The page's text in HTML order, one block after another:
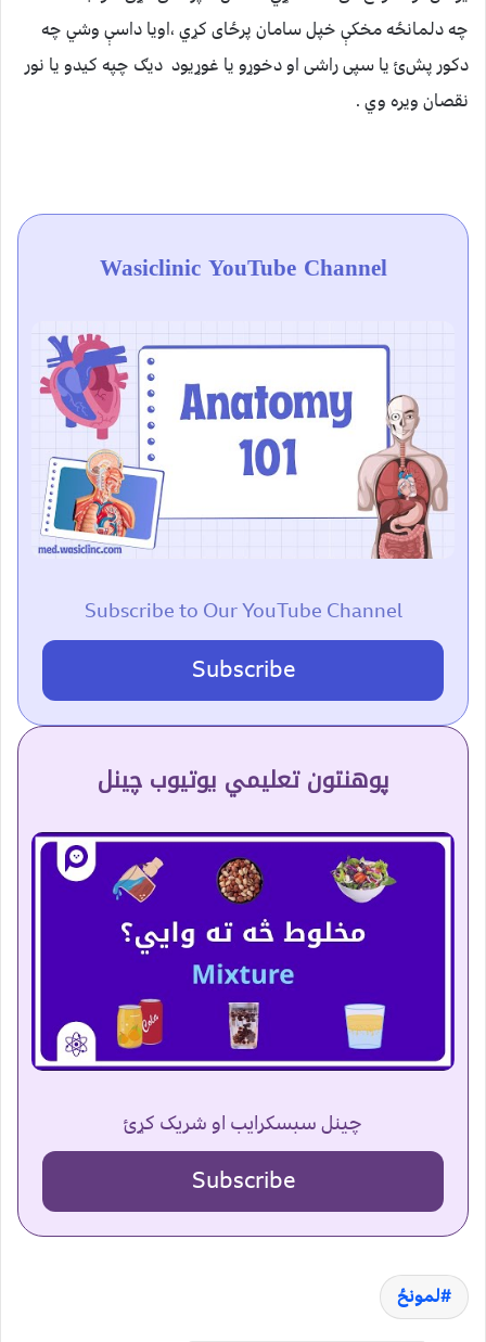
چه دلمانځه مخکې خپل سامان پرځای کړي ،اويا داسې وشي چه
دکور پشئيا سپی راشی او دخوړويا غوړيود ديګ چپه کيدو يا نور
نقصان ويره وي .
Wasiclinic YouTube Channel
Subscribe to Our YouTube Channel
Subscribe
پوهنتون تعلیمي یوتیوب چینل
چینل سبسکرایب او شریک کړئ
Subscribe
لمونځ